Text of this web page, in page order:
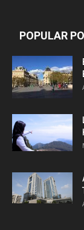
POPULAR